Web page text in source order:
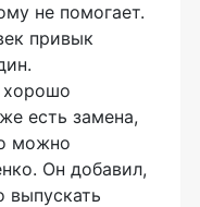
не помогает.
привык
хорошо
есть замена,
можно
Он добавил,
выпускать